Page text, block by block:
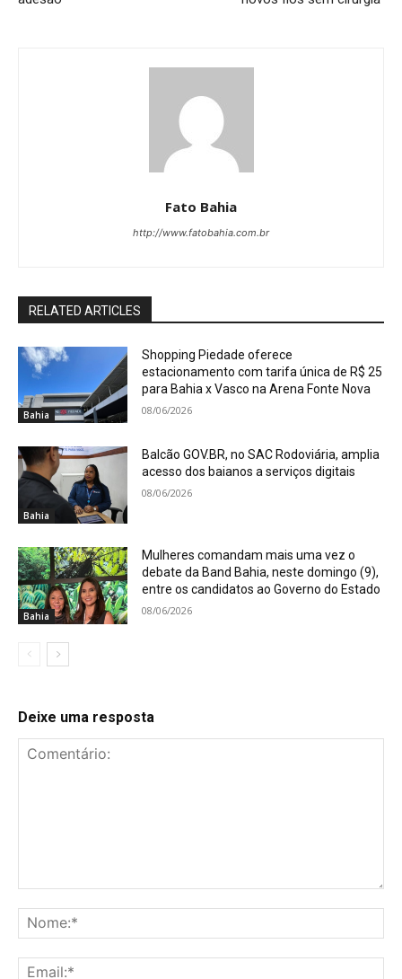
Fato Bahia
http://www.fatobahia.com.br
RELATED ARTICLES
Bahia
Shopping Piedade oferece
estacionamento com tarifa única de R$ 25
para Bahia x Vasco na Arena Fonte Nova
08/06/2026
Bahia
Balcão GOV.BR, no SAC Rodoviária, amplia
acesso dos baianos a serviços digitais
08/06/2026
Bahia
Mulheres comandam mais uma vez o
debate da Band Bahia, neste domingo (9),
entre os candidatos ao Governo do Estado
08/06/2026
Deixe uma resposta